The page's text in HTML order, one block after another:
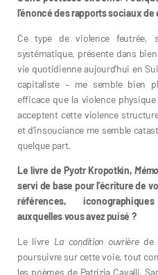
l’énoncé des rapports sociaux
Ce type de violence feutrée,
systématique, présente dans
vie quotidienne aujourd’hui en
capitaliste – me semble bien
efficace que la violence
acceptent cette violence
et d’insouciance me semble
quelque part.
Le livre de Pyotr Kropotkin,
servi de base pour l’écriture de
références,
auxquelles vous avez puisé ?
Le livre La condition ouvrièrede
poursuivre sur cette voie, tout
les poèmes de Patrizia Cavalli.